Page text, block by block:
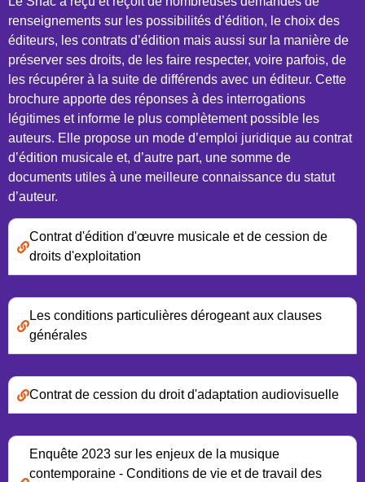
renseignements sur les possibilités d’édition, le choix des
éditeurs, les contrats d’édition mais aussi sur la manière de
préserver ses droits, de les faire respecter, voire parfois, de
les récupérer à la suite de différends avec un éditeur. Cette
brochure apporte des réponses à des interrogations
légitimes et informe le plus complètement possible les
auteurs. Elle propose un mode d’emploi juridique au contrat
d’édition musicale et, d’autre part, une somme de
documents utiles à une meilleure connaissance du statut
d’auteur.
Contrat d'édition d'œuvre musicale et de cession de
droits d'exploitation
Les conditions particulières dérogeant aux clauses
générales
Contrat de cession du droit d'adaptation audiovisuelle
Enquête 2023 sur les enjeux de la musique
contemporaine - Conditions de vie et de travail des